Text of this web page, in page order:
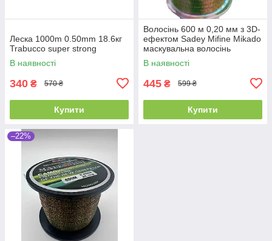
Леска 1000m 0.50mm 18.6кг
Trabucco super strong
В наявності
340 ₴ 570 ₴
Купити
Волосінь 600 м 0,20 мм з 3D-
ефектом Sadey Mifine Mikado
маскувальна волосінь
В наявності
445 ₴ 599 ₴
Купити
–22%